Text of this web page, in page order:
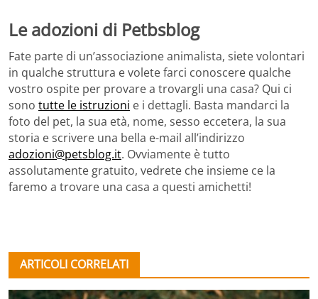
Le adozioni di Petbsblog
Fate parte di un’associazione animalista, siete volontari
in qualche struttura e volete farci conoscere qualche
vostro ospite per provare a trovargli una casa? Qui ci
sono tutte le istruzioni e i dettagli. Basta mandarci la
foto del pet, la sua età, nome, sesso eccetera, la sua
storia e scrivere una bella e-mail all’indirizzo
adozioni@petsblog.it. Ovviamente è tutto
assolutamente gratuito, vedrete che insieme ce la
faremo a trovare una casa a questi amichetti!
ARTICOLI CORRELATI